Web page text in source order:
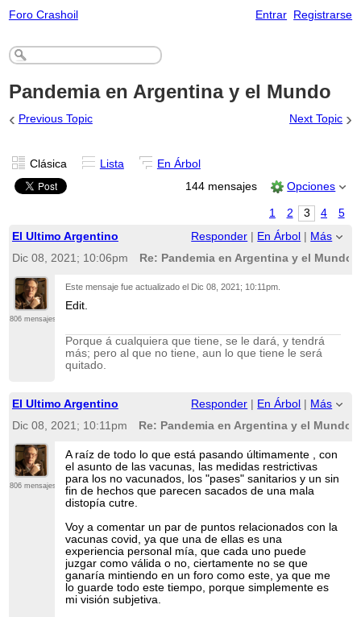
Foro Crashoil Entrar Registrarse
Pandemia en Argentina y el Mundo
‹ Previous Topic Next Topic ›
Clásica Lista
En Árbol
144 mensajes
Opciones
1 2 3 4
5
El Ultimo Argentino
Responder En Árbol
Más
Dic 08, 2021; 10:06pm
Re: Pandemia en Argentina y el Mundo
806 mensajes
Este mensaje fue actualizado el Dic 08, 2021; 10:11pm
Edit.
Porque á cualquiera que tiene, se le dará, y tendrá
más; pero al que no tiene, aun lo que tiene le será
quitado.
El Ultimo Argentino Responder En Árbol
Más
Dic 08, 2021; 10:11pm
Re: Pandemia en Argentina y el Mundo
806 mensajes
A raíz de todo lo que está pasando últimamente , con
el asunto de las vacunas, las medidas restrictivas
para los no vacunados, los "pases" sanitarios y un sin
fin de hechos que parecen sacados de una mala
distopía cutre.
Voy a comentar un par de puntos relacionados con la
vacunas covid, ya que una de ellas es una
experiencia personal mía, que cada uno puede
juzgar como válida o no, ciertamente no se que
ganaría mintiendo en un foro como este, ya que me
lo guarde todo este tiempo, porque simplemente es
mi visión subjetiva.